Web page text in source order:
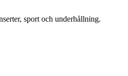
sport och underhållning.